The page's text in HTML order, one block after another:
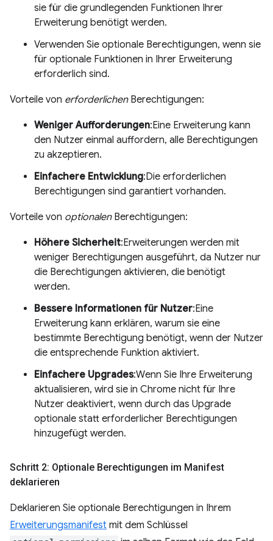
sie für die grundlegenden Funktionen Ihrer
Erweiterung benötigt werden.
Verwenden Sie optionale Berechtigungen, wenn sie
für optionale Funktionen in Ihrer Erweiterung
erforderlich sind.
Vorteile von erforderlichenBerechtigungen:
Weniger Aufforderungen:Eine Erweiterung kann
den Nutzer einmal auffordern, alle Berechtigungen
zu akzeptieren.
Einfachere Entwicklung:Die erforderlichen
Berechtigungen sind garantiert vorhanden.
Vorteile von optionalenBerechtigungen:
Höhere Sicherheit:Erweiterungen werden mit
weniger Berechtigungen ausgeführt, da Nutzer nur
die Berechtigungen aktivieren, die benötigt
werden.
Bessere Informationen für Nutzer:Eine
Erweiterung kann erklären, warum sie eine
bestimmte Berechtigung benötigt, wenn der Nutzer
die entsprechende Funktion aktiviert.
Einfachere Upgrades:Wenn Sie Ihre Erweiterung
aktualisieren, wird sie in Chrome nicht für Ihre
Nutzer deaktiviert, wenn durch das Upgrade
optionale statt erforderlicher Berechtigungen
hinzugefügt werden.
Schritt 2: Optionale Berechtigungen im Manifest
deklarieren
Deklarieren Sie optionale Berechtigungen in Ihrem
Erweiterungsmanifest mit dem Schlüssel